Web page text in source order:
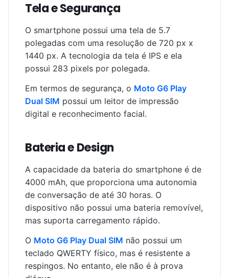
Tela e Segurança
O smartphone possui uma tela de 5.7
polegadas com uma resolução de 720 px x
1440 px. A tecnologia da tela é IPS e ela
possui 283 pixels por polegada.
Em termos de segurança, o Moto G6 Play
Dual SIM possui um leitor de impressão
digital e reconhecimento facial.
Bateria e Design
A capacidade da bateria do smartphone é de
4000 mAh, que proporciona uma autonomia
de conversação de até 30 horas. O
dispositivo não possui uma bateria removível,
mas suporta carregamento rápido.
O Moto G6 Play Dual SIM não possui um
teclado QWERTY físico, mas é resistente a
respingos. No entanto, ele não é à prova